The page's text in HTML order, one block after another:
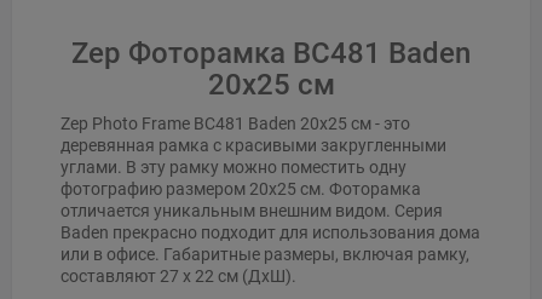
Zep Фоторамка BC481 Baden
20x25 см
Zep Photo Frame BC481 Baden 20x25 см - это
деревянная рамка с красивыми закругленными
углами. В эту рамку можно поместить одну
фотографию размером 20х25 см. Фоторамка
отличается уникальным внешним видом. Серия
Baden прекрасно подходит для использования дома
или в офисе. Габаритные размеры, включая рамку,
составляют 27 x 22 см (ДхШ).